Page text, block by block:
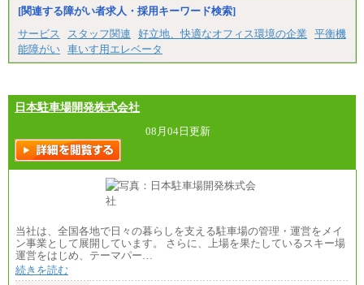
[関連する障がい者求人・採用キーワード検索]
サービス
スタッフ関連 好立地、快適なオフィス環境の企業
平衡機
能障がい 車いす用エレベータ
日本駐車場開発株式会社
08月04日更新
当社は、全国各地で日々の暮らしを支える駐車場の管理・運営をメイ
ン事業として展開しています。 さらに、上場を果たしているスキー場
運営をはじめ、テーマパー…
続きを読む